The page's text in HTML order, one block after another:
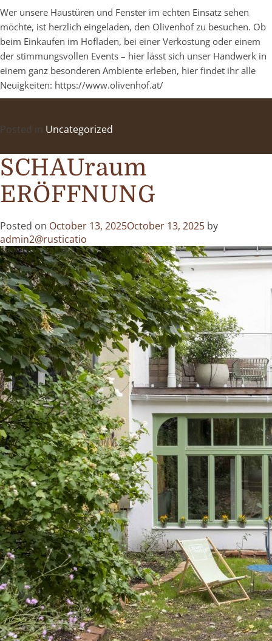
Wer unsere Haustüren und Fenster im echten Einsatz sehen
möchte, ist herzlich eingeladen, den Olivenhof zu besuchen. Ob
beim Einkaufen im Hofladen, bei einer Verkostung oder einem
der stimmungsvollen Events – hier lässt sich unser Handwerk in
einem ganz besonderen Ambiente erleben, hier findet ihr alle
Neuigkeiten: https://www.olivenhof.at/
Posted in Uncategorized
SCHAUraum
ERÖFFNUNG
Posted on October 13, 2025October 13, 2025 by
admin2@rusticatio